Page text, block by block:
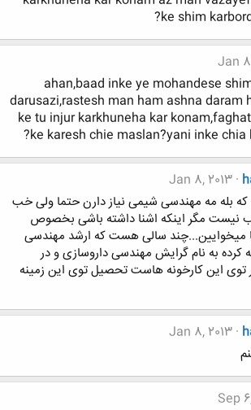
ke shim
Jan
ahan,baad inke ye mohandese
darusazi,rastesh man ham ashna daram
ke tu injur karkhuneha kar
ke karesh chie maslan?yani inke chia
Jan 8, 2013
بله مه مهندسی شیمی نیاز دارن حتما ولی خب
نیست مگر اینکه اشنا داشته باشی بخصوص
میخوایین...چند سالی هست که ارشد مهندسی
به نام گرایش مهندسی داروسازی و در
توی این کارخونه هاست تحصیل توی این زمینه
Jan 8, 2013
Sep